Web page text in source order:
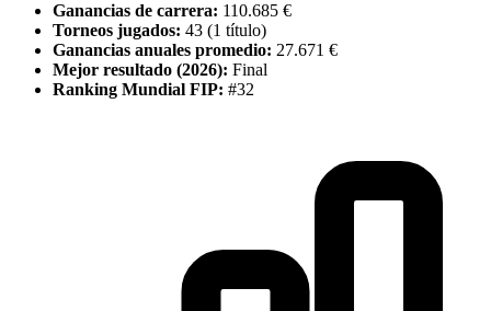
Ganancias de carrera: 110.685 €
Torneos jugados: 43 (1 título)
Ganancias anuales promedio: 27.671 €
Mejor resultado (2026): Final
Ranking Mundial FIP: #32